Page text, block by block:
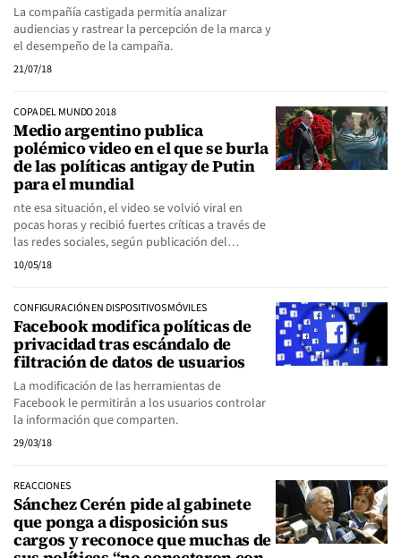
La compañía castigada permitía analizar
audiencias y rastrear la percepción de la marca y
el desempeño de la campaña.
21/07/18
COPA DEL MUNDO 2018
Medio argentino publica
polémico video en el que se burla
de las políticas antigay de Putin
para el mundial
nte esa situación, el video se volvió viral en
pocas horas y recibió fuertes críticas a través de
las redes sociales, según publicación del…
10/05/18
CONFIGURACIÓN EN DISPOSITIVOS MÓVILES
Facebook modifica políticas de
privacidad tras escándalo de
filtración de datos de usuarios
La modificación de las herramientas de
Facebook le permitirán a los usuarios controlar
la información que comparten.
29/03/18
REACCIONES
Sánchez Cerén pide al gabinete
que ponga a disposición sus
cargos y reconoce que muchas de